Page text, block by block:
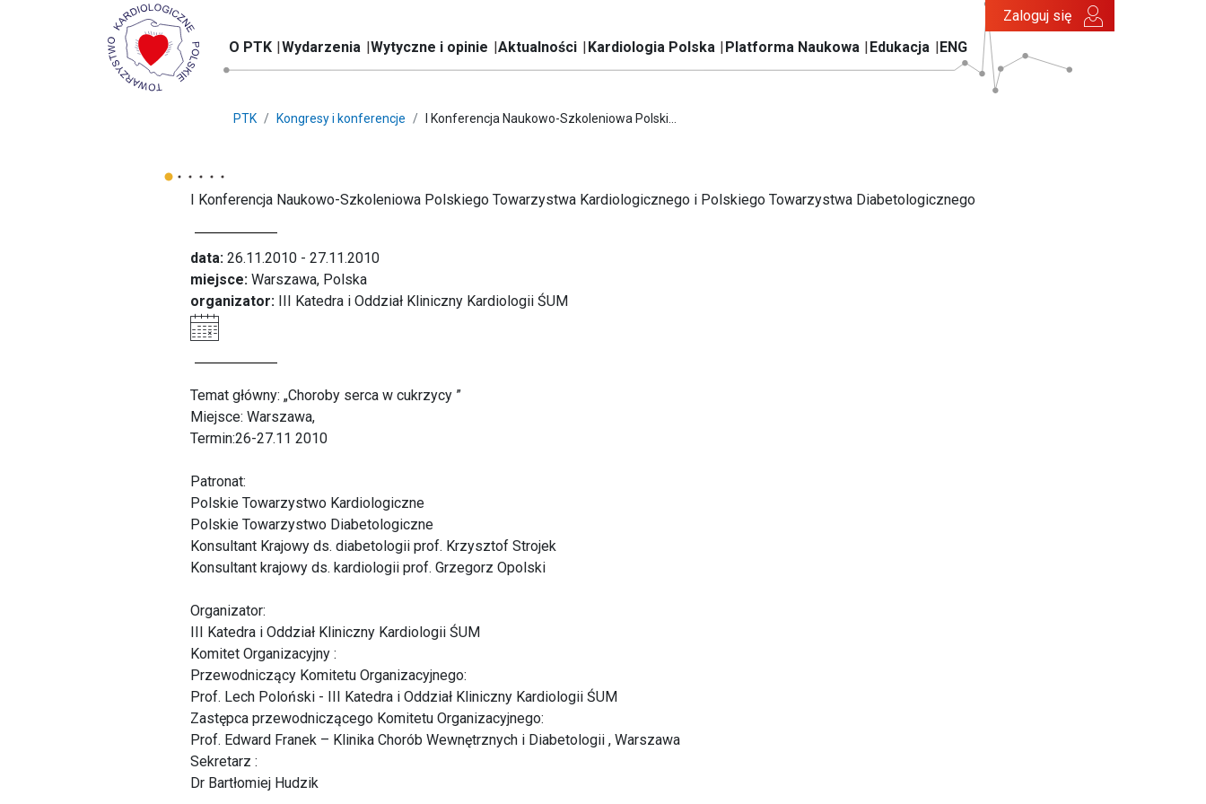
O PTK Wydarzenia Wytyczne i opinie Aktualności Kardiologia Polska Platforma Naukowa Edukacja ENG
Zaloguj się
PTK Kongresy i konferencje I Konferencja Naukowo-Szkoleniowa Polski...
I Konferencja Naukowo-Szkoleniowa Polskiego Towarzystwa Kardiologicznego i Polskiego Towarzystwa Diabetologicznego
data: 26.11.2010 - 27.11.2010
miejsce: Warszawa, Polska
organizator: III Katedra i Oddział Kliniczny Kardiologii ŚUM
Temat główny: „Choroby serca w cukrzycy ”
Miejsce: Warszawa,
Termin:26-27.11 2010
Patronat:
Polskie Towarzystwo Kardiologiczne
Polskie Towarzystwo Diabetologiczne
Konsultant Krajowy ds. diabetologii prof. Krzysztof Strojek
Konsultant krajowy ds. kardiologii prof. Grzegorz Opolski
Organizator:
III Katedra i Oddział Kliniczny Kardiologii ŚUM
Komitet Organizacyjny :
Przewodniczący Komitetu Organizacyjnego:
Prof. Lech Poloński - III Katedra i Oddział Kliniczny Kardiologii ŚUM
Zastępca przewodniczącego Komitetu Organizacyjnego:
Prof. Edward Franek – Klinika Chorób Wewnętrznych i Diabetologii , Warszawa
Sekretarz :
Dr Bartłomiej Hudzik